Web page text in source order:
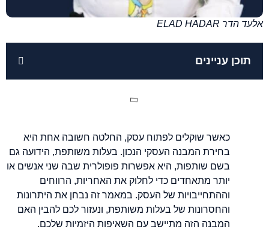
אלעד הדר ELAD HADAR
תוכן עניינים
כאשר שוקלים לפתוח עסק, החלטה חשובה אחת היא
בחירת המבנה העסקי הנכון. בעלות משותפת, הידועה גם
בשם שותפות, היא אפשרות פופולרית שבה שני אנשים או
יותר מתאחדים כדי לחלוק את האחריות, הרווחים
וההתחייבויות של העסק. במאמר זה נבחן את היתרונות
והחסרונות של בעלות משותפת, ונעזור לכם להבין האם
המבנה הזה מתיישב עם השאיפות היזמיות שלכם.